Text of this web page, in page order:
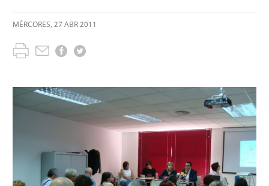
MÉRCORES, 27 ABR2011